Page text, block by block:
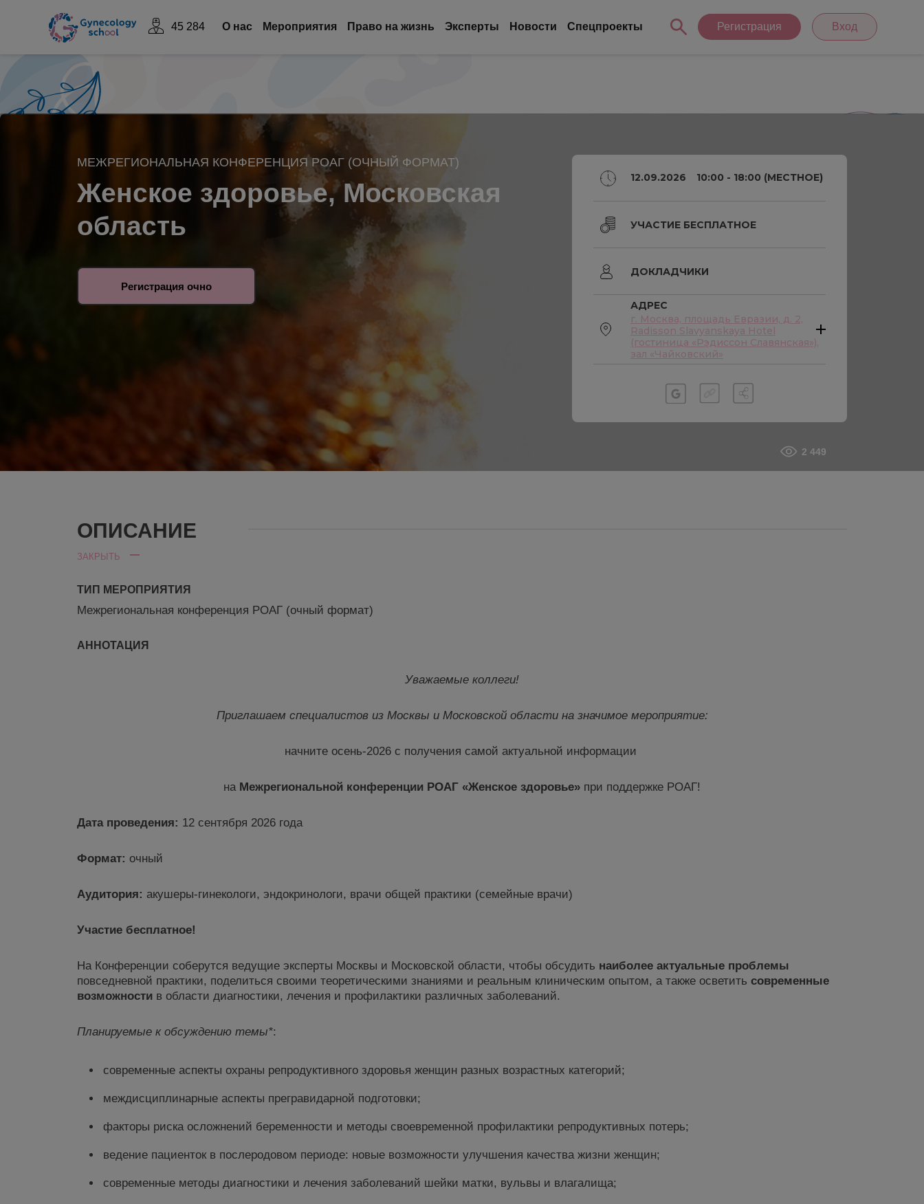
45 284 О нас Mероприятия Право на жизнь Эксперты Новости Спецпроекты Регистрация Вход
МЕЖРЕГИОНАЛЬНАЯ КОНФЕРЕНЦИЯ РОАГ (ОЧНЫЙ ФОРМАТ)
Женское здоровье, Московская
область
Регистрация очно
12.09.2026 10:00 - 18:00 (МЕСТНОЕ)
УЧАСТИЕ БЕСПЛАТНОЕ
ДОКЛАДЧИКИ
АДРЕС
г. Москва, площадь Евразии, д. 2,
Radisson Slavyanskaya Hotel
(гостиница «Рэдиссон Славянская»),
зал «Чайковский»
2 449
ОПИСАНИЕ
ЗАКРЫТЬ
ТИП МЕРОПРИЯТИЯ
Межрегиональная конференция РОАГ (очный формат)
АННОТАЦИЯ
Уважаемые коллеги!
Приглашаем специалистов из Москвы и Московской области на значимое мероприятие:
начните осень-2026 с получения самой актуальной информации
на Межрегиональной конференции РОАГ «Женское здоровье» при поддержке РОАГ!
Датапроведения: 12 сентября 2026 года
Формат: очный
Аудитория: акушеры-гинекологи, эндокринологи, врачи общей практики (семейные врачи)
Участие бесплатное!
На Конференции соберутся ведущие эксперты Москвы и Московской области, чтобы обсудить наиболее актуальные проблемы
повседневной практики, поделиться своими теоретическими знаниями и реальным клиническим опытом, а также осветить современные
возможности в области диагностики, лечения и профилактики различных заболеваний.
Планируемые к обсуждению темы*:
современные аспекты охраны репродуктивного здоровья женщин разных возрастных категорий;
междисциплинарные аспекты прегравидарной подготовки;
факторы риска осложнений беременности и методы своевременной профилактики репродуктивных потерь;
ведение пациенток в послеродовом периоде: новые возможности улучшения качества жизни женщин;
современные методы диагностики и лечения заболеваний шейки матки, вульвы и влагалища;